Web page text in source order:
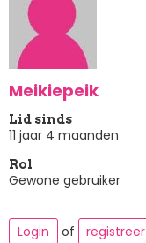
Meikiepeik
Lid sinds
11 jaar 4 maanden
Rol
Gewone gebruiker
Login of registreer